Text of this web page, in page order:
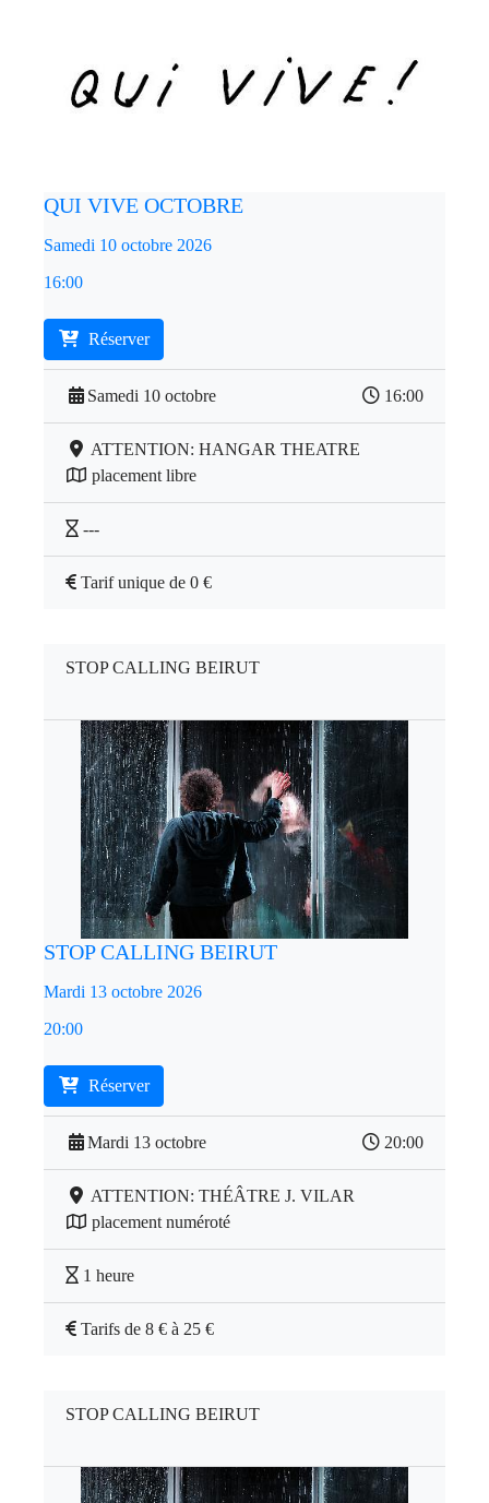
QUI VIVE OCTOBRE
Samedi 10 octobre 2026
16:00
Réserver
Samedi 10 octobre 16:00
ATTENTION: HANGAR THEATRE
placement libre
---
Tarif unique de 0 €
STOP CALLING BEIRUT
STOP CALLING BEIRUT
Mardi 13 octobre 2026
20:00
Réserver
Mardi 13 octobre 20:00
ATTENTION: THÉÂTRE J. VILAR
placement numéroté
1 heure
Tarifs de 8 € à 25 €
STOP CALLING BEIRUT